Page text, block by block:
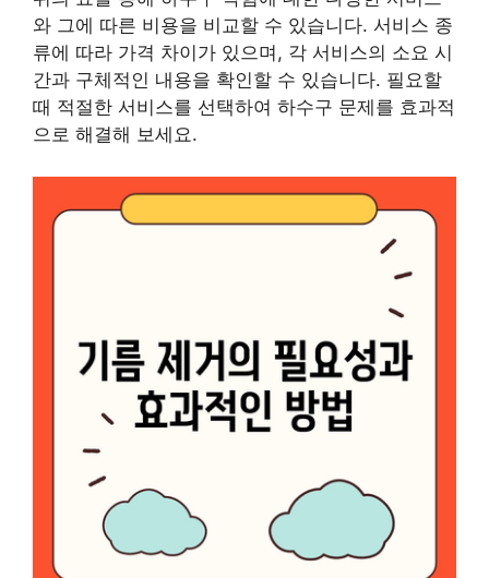
와 그에 따른 비용을 비교할 수 있습니다. 서비스 종
류에 따라 가격 차이가 있으며, 각 서비스의 소요 시
간과 구체적인 내용을 확인할 수 있습니다. 필요할
때 적절한 서비스를 선택하여 하수구 문제를 효과적
으로 해결해 보세요.